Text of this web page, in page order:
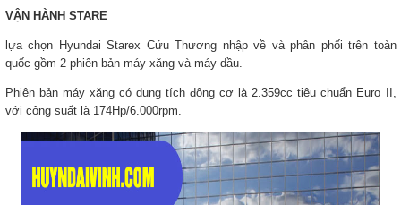
VẬN HÀNH STARE
lựa chọn Hyundai Starex Cứu Thương nhập về và phân phối trên toàn
quốc gồm 2 phiên bản máy xăng và máy dầu.
Phiên bản máy xăng có dung tích động cơ là 2.359cc tiêu chuẩn Euro II,
với công suất là 174Hp/6.000rpm.